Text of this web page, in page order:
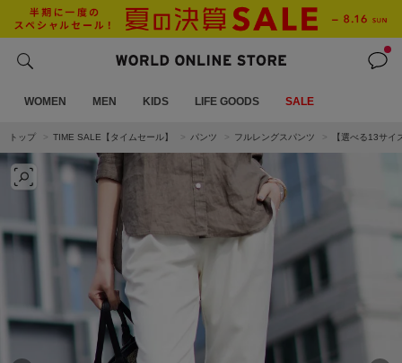
WOMEN MEN KIDS LIFE GOODS SALE
トップ TIME SALE【タイムセール】 パンツ フルレングスパンツ 【選べる13サ